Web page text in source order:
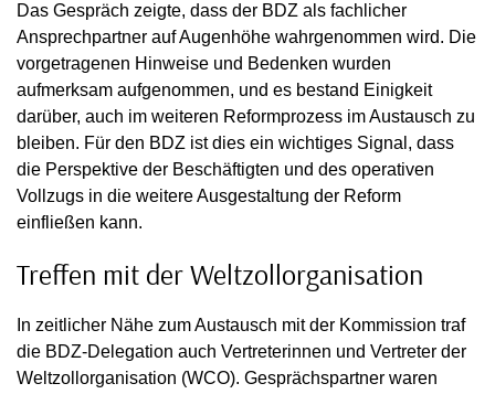
Das Gespräch zeigte, dass der BDZ als fachlicher
Ansprechpartner auf Augenhöhe wahrgenommen wird. Die
vorgetragenen Hinweise und Bedenken wurden
aufmerksam aufgenommen, und es bestand Einigkeit
darüber, auch im weiteren Reformprozess im Austausch zu
bleiben. Für den BDZ ist dies ein wichtiges Signal, dass
die Perspektive der Beschäftigten und des operativen
Vollzugs in die weitere Ausgestaltung der Reform
einfließen kann.
Treffen mit der Weltzollorganisation
In zeitlicher Nähe zum Austausch mit der Kommission traf
die BDZ-Delegation auch Vertreterinnen und Vertreter der
Weltzollorganisation (WCO). Gesprächspartner waren